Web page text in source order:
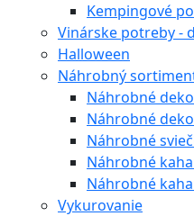
Kempingové
Vinárske potreby -
Halloween
Náhrobný
Náhrobné
Náhrobné
Náhrobné
Náhrobné
Náhrobné
Vykurovanie